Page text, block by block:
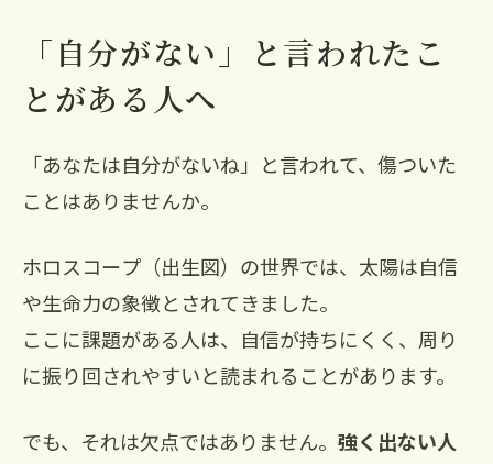
「自分がない」と言われたこ
とがある人へ
「あなたは自分がないね」と言われて、傷ついた
ことはありませんか。
ホロスコープ（出生図）の世界では、太陽は自信
や生命力の象徴とされてきました。
ここに課題がある人は、自信が持ちにくく、周り
に振り回されやすいと読まれることがあります。
でも、それは欠点ではありません。 強く出ない人